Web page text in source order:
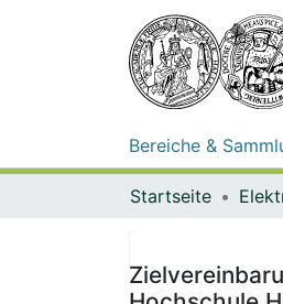
Bereiche &
Startseite